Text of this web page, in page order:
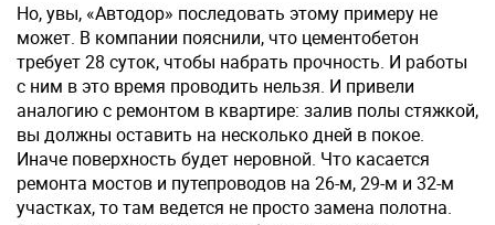
Но, увы, «Автодор» последовать этому примеру не
может. В компании пояснили, что цементобетон
требует 28 суток, чтобы набрать прочность. И работы
с ним в это время проводить нельзя. И привели
аналогию с ремонтом в квартире: залив полы стяжкой,
вы должны оставить на несколько дней в покое.
Иначе поверхность будет неровной. Что касается
ремонта мостов и путепроводов на 26-м, 29-м и 32-м
участках, то там ведется не просто замена полотна.